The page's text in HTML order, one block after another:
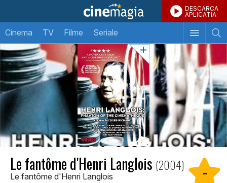
DESCARCA
APLICATIA
Cinema TV Filme Seriale
Le fantôme d'Henri Langlois (2004)
Le fantôme d'Henri Langlois -